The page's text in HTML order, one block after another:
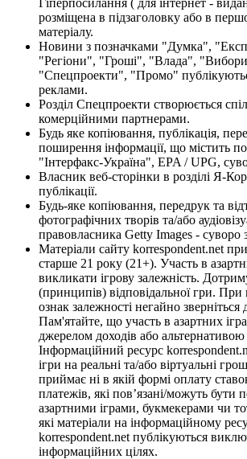
розміщена в підзаголовку або в
матеріалу.
Новини з позначками "Думка",
"Регіони", "Гроші", "Влада",
"Спецпроекти", "Промо"
реклами.
Розділ Спецпроекти створюється
комерційними партнерами.
Будь яке копіювання, публікація,
поширення інформації, що містить
"Інтерфакс-Україна", EPA / UPG,
Власник веб-сторінки в розділі Я-
публікації.
Будь-яке копіювання, передрук та
фотографічних творів та/або
правовласника Getty Images - суворо
Матеріали сайту korrespondent.net
старше 21 року (21+). Участь в
викликати ігрову залежність.
(принципів) відповідальної гри.
ознак залежності негайно зверніться
Пам'ятайте, що участь в азартних
джерелом доходів або альтернативою
Інформаційний ресурс
ігри на реальні та/або віртуальні
приймає ні в якій формі оплату
платежів, які пов’язані/можуть бути
азартними іграми, букмекерами чи
які матеріали на інформаційному
korrespondent.net публікуються
інформаційних цілях.